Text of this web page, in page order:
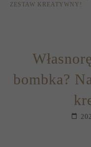
ZESTAW KREATYWNY!
bombka?